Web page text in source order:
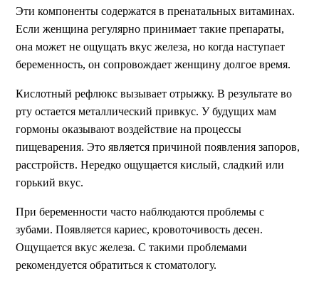
Эти компоненты содержатся в пренатальных витаминах.
Если женщина регулярно принимает такие препараты,
она может не ощущать вкус железа, но когда наступает
беременность, он сопровождает женщину долгое время.
Кислотный рефлюкс вызывает отрыжку. В результате во
рту остается металлический привкус. У будущих мам
гормоны оказывают воздействие на процессы
пищеварения. Это является причиной появления запоров,
расстройств. Нередко ощущается кислый, сладкий или
горький вкус.
При беременности часто наблюдаются проблемы с
зубами. Появляется кариес, кровоточивость десен.
Ощущается вкус железа. С такими проблемами
рекомендуется обратиться к стоматологу.